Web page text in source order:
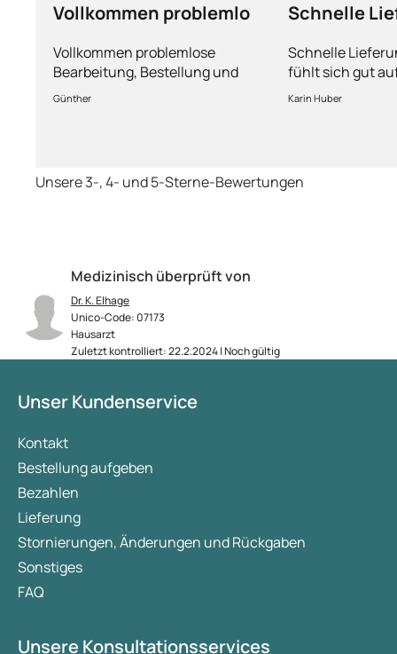
Medizinisch überprüft von
Dr. K. Elhage
Unico-Code: 07173
Hausarzt
Zuletzt kontrolliert: 22.2.2024 | Noch gültig
Vollkommen problemlo
Vollkommen problemlose
Bearbeitung, Bestellung und
Lieferung
Günther
Schnelle
Schnelle
fühlt sich gut
Fragen kann
Karin Huber
Unsere 3-, 4- und 5-Sterne-Bewertungen
Unser Kundenservice
Kontakt
Bestellung aufgeben
Bezahlen
Lieferung
Stornierungen, Änderungen und Rückgaben
Sonstiges
FAQ
Unsere Konsultationsservices